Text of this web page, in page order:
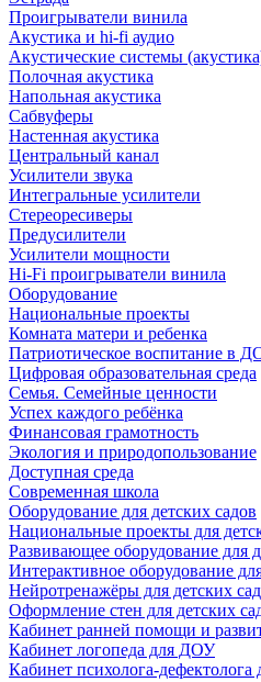
Проигрыватели винила
Акустика и hi-fi аудио
Акустические системы
Полочная акустика
Напольная акустика
Сабвуферы
Настенная акустика
Центральный канал
Усилители звука
Интегральные усилители
Стереоресиверы
Предусилители
Усилители мощности
Hi-Fi проигрыватели винила
Оборудование
Национальные проекты
Комната матери и ребенка
Патриотическое воспитание в
Цифровая образовательная среда
Семья. Семейные ценности
Успех каждого ребёнка
Финансовая грамотность
Экология и природопользование
Доступная среда
Современная школа
Оборудование для детских садов
Национальные проекты для
Развивающее оборудование для
Интерактивное оборудование
Нейротренажёры для детских
Оформление стен для детских
Кабинет ранней помощи и
Кабинет логопеда для ДОУ
Кабинет психолога-